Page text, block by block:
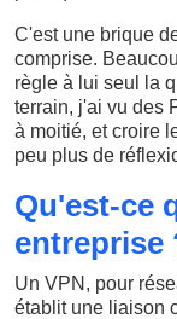
C'est une brique
comprise.
règle à lui seul la
terrain, j'ai vu des
à moitié, et croire
peu plus de
Qu'est-ce
entreprise
Un VPN, pour
établit une liaison